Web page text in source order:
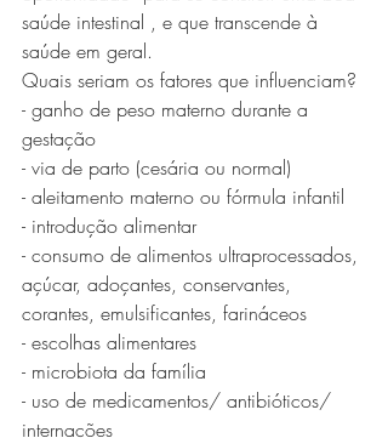
saúde intestinal , e que transcende à
saúde em geral.
Quais seriam os fatores que influenciam?
- ganho de peso materno durante a
gestação
- via de parto (cesária ou normal)
- aleitamento materno ou fórmula infantil
- introdução alimentar
- consumo de alimentos ultraprocessados,
açúcar, adoçantes, conservantes,
corantes, emulsificantes, farináceos
- escolhas alimentares
- microbiota da família
- uso de medicamentos/ antibióticos/
internações